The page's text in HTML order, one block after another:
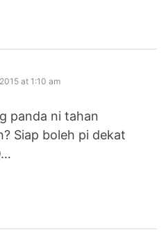
at 1:10 am
panda ni tahan
Siap boleh pi dekat